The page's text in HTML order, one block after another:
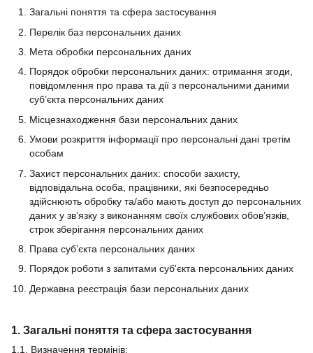
Загальні поняття та сфера застосування
Перелік баз персональних даних
Мета обробки персональних даних
Порядок обробки персональних даних: отримання згоди,
повідомлення про права та дії з персональними даними
суб’єкта персональних даних
Місцезнаходження бази персональних даних
Умови розкриття інформації про персональні дані третім
особам
Захист персональних даних: способи захисту,
відповідальна особа, працівники, які безпосередньо
здійснюють обробку та/або мають доступ до персональних
даних у зв’язку з виконанням своїх службових обов’язків,
строк зберігання персональних даних
Права суб’єкта персональних даних
Порядок роботи з запитами суб'єкта персональних даних
Державна реєстрація бази персональних даних
1. Загальні поняття та сфера застосування
1.1. Визначення термінів: